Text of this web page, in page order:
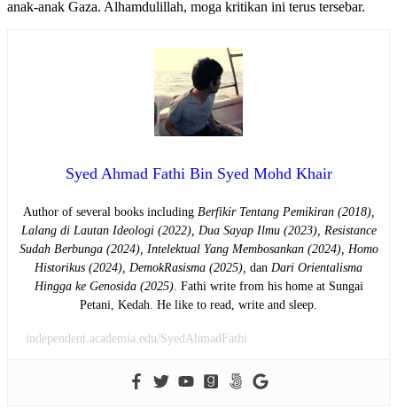
anak-anak Gaza. Alhamdulillah, moga kritikan ini terus tersebar.
Syed Ahmad Fathi Bin Syed Mohd Khair
Author of several books including Berfikir Tentang Pemikiran (2018),
Lalang di Lautan Ideologi (2022), Dua Sayap Ilmu (2023), Resistance
Sudah Berbunga (2024), Intelektual Yang Membosankan (2024), Homo
Historikus (2024), DemokRasisma (2025), dan Dari Orientalisma
Hingga ke Genosida (2025). Fathi write from his home at Sungai
Petani, Kedah. He like to read, write and sleep.
independent.academia.edu/SyedAhmadFathi